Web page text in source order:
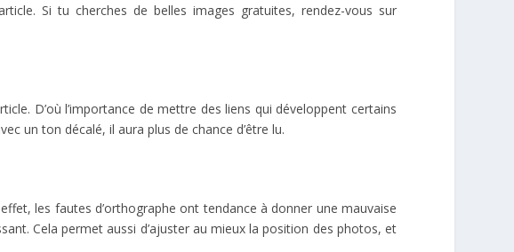
Si tu cherches de belles images gratuites, rendez-vous sur
D’où l’importance de mettre des liens qui développent certains
un ton décalé, il aura plus de chance d’être lu.
les fautes d’orthographe ont tendance à donner une mauvaise
Cela permet aussi d’ajuster au mieux la position des photos, et